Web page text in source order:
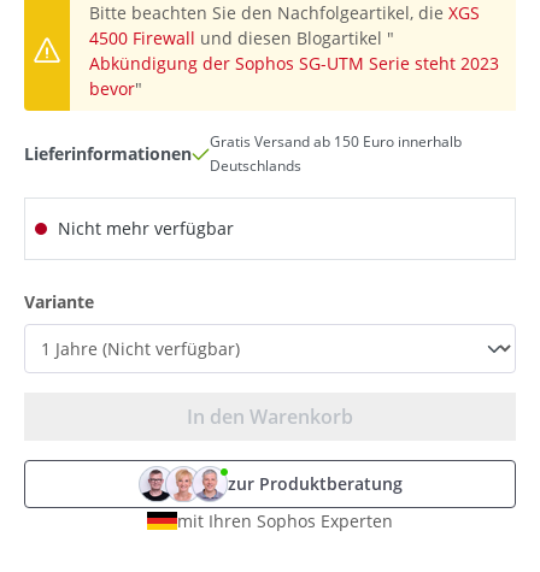
Bitte beachten Sie den Nachfolgeartikel, die XGS
4500 Firewall und diesen Blogartikel "
Abkündigung der Sophos SG-UTM Serie steht 2023
bevor"
Lieferinformationen
Gratis Versand ab 150 Euro innerhalb
Deutschlands
Nicht mehr verfügbar
Varianteauswählen
In den Warenkorb
zur Produktberatung
mit Ihren Sophos Experten